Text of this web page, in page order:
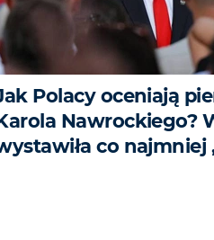
Polacy oceniają
Nawrockiego?
co najmniej